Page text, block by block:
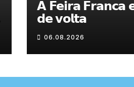
𝗔 𝗙𝗲𝗶𝗿𝗮 𝗙𝗿𝗮𝗻𝗰𝗮
𝗱𝗲 𝘃𝗼𝗹𝘁𝗮
06.08.2026